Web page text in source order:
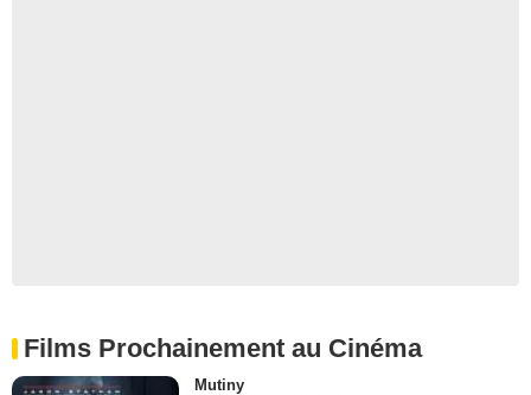
Films Prochainement au Cinéma
Mutiny